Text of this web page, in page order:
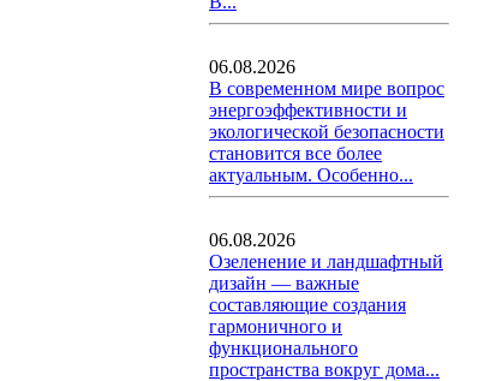
06.08.2026
В современном мире вопрос
энергоэффективности и
экологической безопасности
становится все более
актуальным. Особенно...
06.08.2026
Озеленение и ландшафтный
дизайн — важные
составляющие создания
гармоничного и
функционального
пространства вокруг дома...